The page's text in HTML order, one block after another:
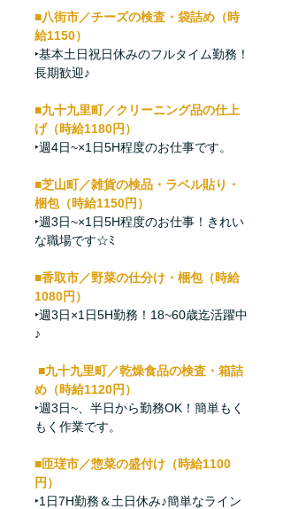
■八街市／チーズの検査・袋詰め（時
給1150）
‣基本土日祝日休みのフルタイム勤務！
長期歓迎♪
■九十九里町／クリーニング品の仕上
げ（時給1180円）
‣週4日~×1日5H程度のお仕事です。
■芝山町／雑貨の検品・ラベル貼り・
梱包（時給1150円）
‣週3日~×1日5H程度のお仕事！きれい
な職場です☆ﾐ
■香取市／野菜の仕分け・梱包（時給
1080円）
‣週3日×1日5H勤務！18~60歳迄活躍中
♪
■九十九里町／乾燥食品の検査・箱詰
め（時給1120円）
‣週3日~、半日から勤務OK！簡単もく
もく作業です。
■匝瑳市／惣菜の盛付け（時給1100
円）
‣1日7H勤務＆土日休み♪簡単なライン